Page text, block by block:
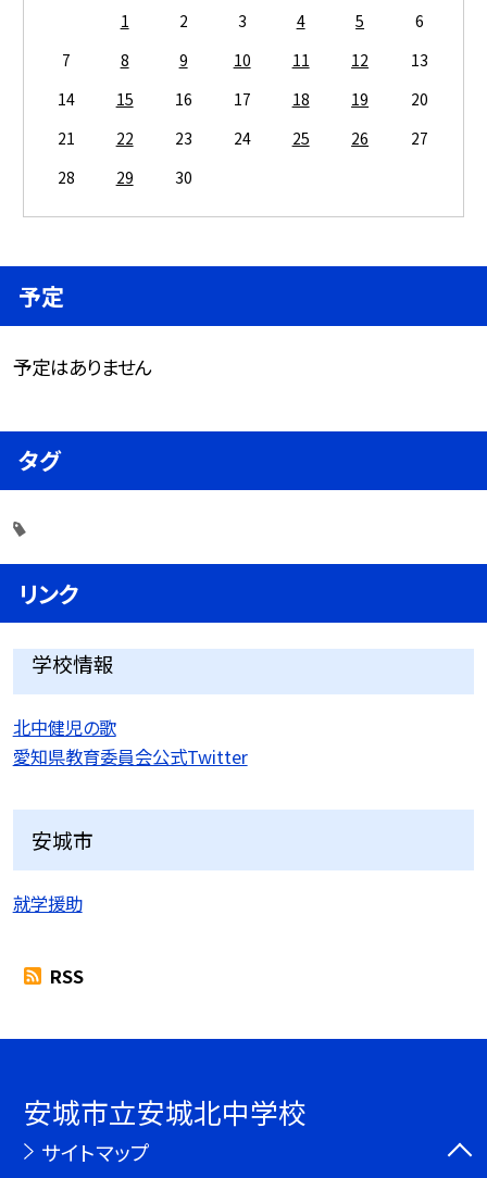
1 2 3 4 5
6
7
8 9 10 11 12
13
14
15 16 17 18 19
20
21
22 23 24 25 26
27
28
29 30
予定
予定はありません
タグ
リンク
学校情報
北中健児の歌
愛知県教育委員会公式Twitter
安城市
就学援助
RSS
安城市立安城北中学校
サイトマップ